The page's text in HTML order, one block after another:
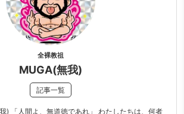
全裸教祖
MUGA(無我)
記事一覧
) 「人間よ、無道徳であれ」 わたしたちは、何者